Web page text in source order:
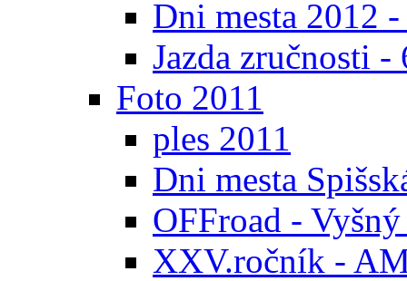
Dni mesta 2012
Jazda zručnosti
Foto 2011
ples 2011
Dni mesta
OFFroad -
XXV.ročník -